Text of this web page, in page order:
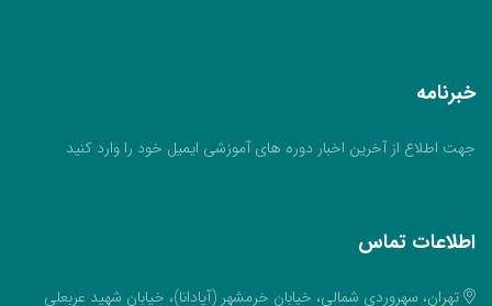
خبرنامه
جهت اطلاع از آخرین اخبار دوره های آموزشی ایمیل خود را وارد کنید
اطلاعات تماس
تهران، سهروردی شمالی، خیابان خرمشهر (آپادانا)، خیابان شهید عربعلی